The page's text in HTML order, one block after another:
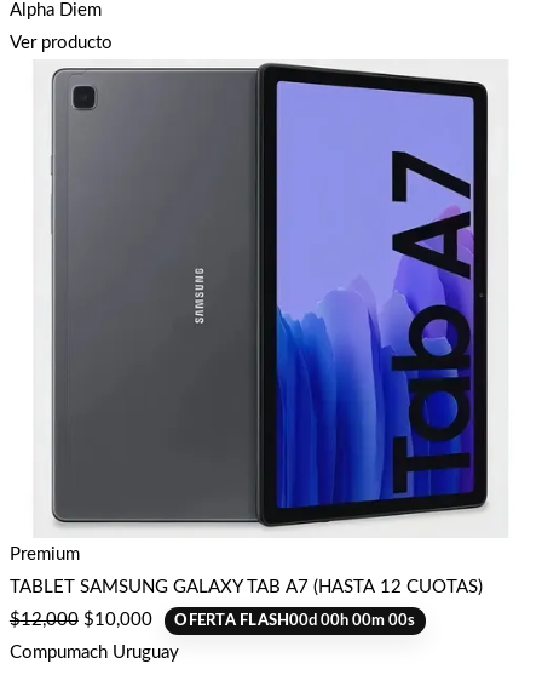
Alpha Diem
Ver producto
Premium
TABLET SAMSUNG GALAXY TAB A7 (HASTA 12 CUOTAS)
$12,000 $10,000 OFERTA FLASH00d00h00m00s
Compumach Uruguay